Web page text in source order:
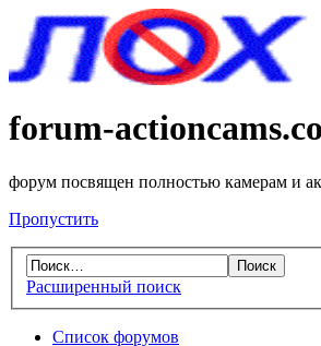
forum-
форум посвящен полностью камерам и
Пропустить
Расширенный поиск
Список форумов